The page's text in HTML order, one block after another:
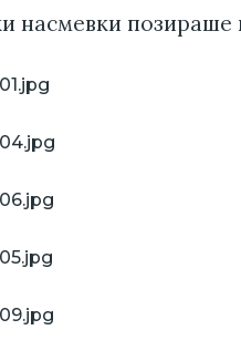
насмевки позираше